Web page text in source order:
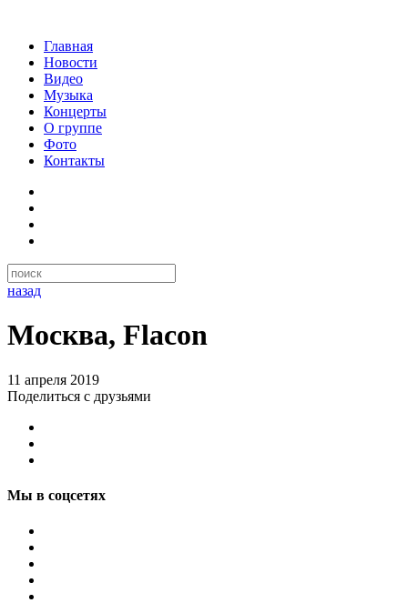
Главная
Новости
Видео
Музыка
Концерты
О группе
Фото
Контакты
назад
Москва, Flacon
11 апреля 2019
Поделиться с друзьями
Мы в соцсетях